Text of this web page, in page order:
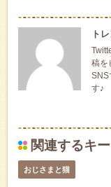
ト
稿を
SNS
す♪
関連するキ
おじさまと猫